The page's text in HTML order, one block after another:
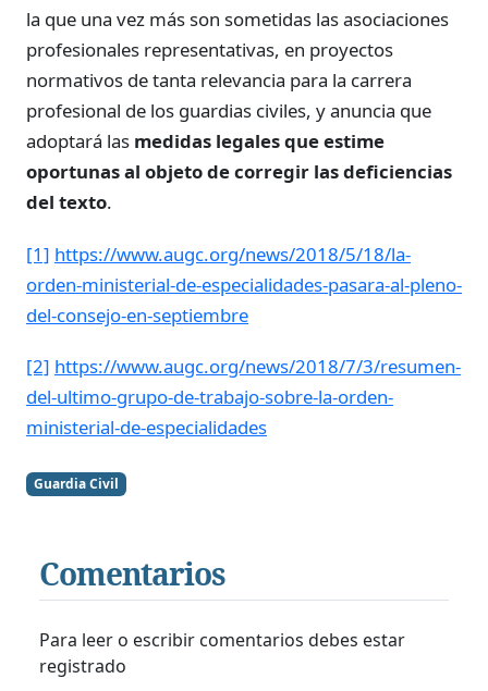
la que una vez más son sometidas las asociaciones
profesionales representativas, en proyectos
normativos de tanta relevancia para la carrera
profesional de los guardias civiles, y anuncia que
adoptará las medidas legales que estime
oportunas al objeto de corregir las deficiencias
del texto.
[1] https://www.augc.org/news/2018/5/18/la-
orden-ministerial-de-especialidades-pasara-al-pleno-
del-consejo-en-septiembre
[2] https://www.augc.org/news/2018/7/3/resumen-
del-ultimo-grupo-de-trabajo-sobre-la-orden-
ministerial-de-especialidades
Guardia Civil
Comentarios
Para leer o escribir comentarios debes estar
registrado